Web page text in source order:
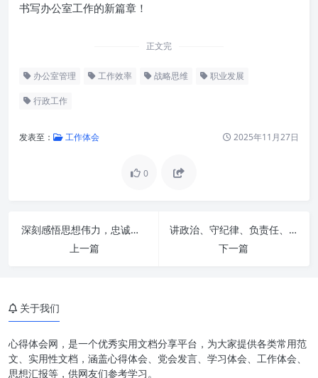
书写办公室工作的新篇章！
正文完
办公室管理 工作效率 战略思维 职业发展
行政工作
发表至： 工作体会 2025年11月27日
0
深刻感悟思想伟力，忠诚担当勇毅前行：新时代奋斗者的精神航标
上一篇
讲政治、守纪律、负责任、有效率：新时代个人与组织卓越发展的核心密码
下一篇
方”
提高水平：精益求精的专业之路
关于我们
心得体会网，是一个优秀实用文档分享平台，为大家提供各类常用范
文、实用性文档，涵盖心得体会、党会发言、学习体会、工作体会、
思想汇报等，供网友们参考学习。